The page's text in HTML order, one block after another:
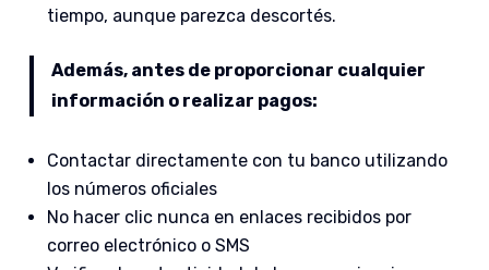
tiempo, aunque parezca descortés.
Además, antes de proporcionar cualquier
información o realizar pagos:
Contactar directamente con tu banco utilizando
los números oficiales
No hacer clic nunca en enlaces recibidos por
correo electrónico o SMS